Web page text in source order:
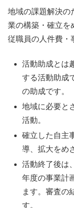
地域の課題解決の
業の構築・確立を
従職員の人件費・
活動助成とは
する活動助成
の助成です。
地域に必要と
活動。
確立した自主
導、拡大をめ
活動終了後は
年度の事業計
ます。審査の
す。